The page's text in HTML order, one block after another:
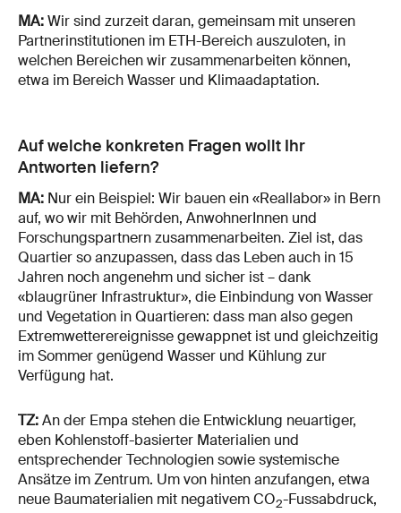
MA:Wir sind zurzeit daran, gemeinsam mit unseren
Partnerinstitutionen im ETH-Bereich auszuloten, in
welchen Bereichen wir zusammenarbeiten können,
etwa im Bereich Wasser und Klimaadaptation.
Auf welche konkreten Fragen wollt Ihr
Antworten liefern?
MA: Nur ein Beispiel: Wir bauen ein «Reallabor» in Bern
auf, wo wir mit Behörden, AnwohnerInnen und
Forschungspartnern zusammenarbeiten. Ziel ist, das
Quartier so anzupassen, dass das Leben auch in 15
Jahren noch angenehm und sicher ist – dank
«blaugrüner Infrastruktur», die Einbindung von Wasser
und Vegetation in Quartieren: dass man also gegen
Extremwetterereignisse gewappnet ist und gleichzeitig
im Sommer genügend Wasser und Kühlung zur
Verfügung hat.
TZ:An der Empa stehen die Entwicklung neuartiger,
eben Kohlenstoff-basierter Materialien und
entsprechender Technologien sowie systemische
Ansätze im Zentrum. Um von hinten anzufangen, etwa
neue Baumaterialien mit negativem CO2-Fussabdruck,